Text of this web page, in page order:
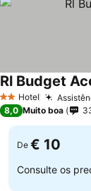
2 Estrelas
Hotel
Rl Budget
8,0 Muito boa
De € 10
Consulte os